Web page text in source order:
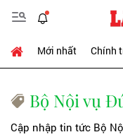
Mới nhất Chính
Bộ Nội vụ
Cập nhập tin tức Bộ